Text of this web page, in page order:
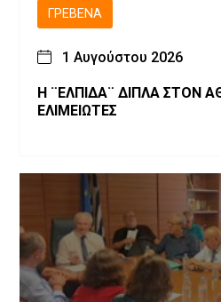
ΓΡΕΒΕΝΆ
1 Αυγούστου 2026
Η ¨ΕΛΠΙΔΑ¨ ΔΙΠΛΑ ΣΤΟΝ
ΕΛΙΜΕΙΩΤΕΣ